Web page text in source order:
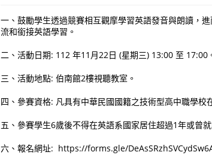
一、鼓勵學生透過競賽相互觀摩學習英語發音與朗讀，
流和銜接英語學習。
二、活動日期: 112 年11月22日 (星期三) 13:00 至 17:00
三、活動地點: 伯南館2樓視聽教室。
四、參賽資格: 凡具有中華民國國籍之技術型高中職學校
五、參賽學生6歲後不得在英語系國家居住超過1年或曾
六、報名網址: https://forms.gle/